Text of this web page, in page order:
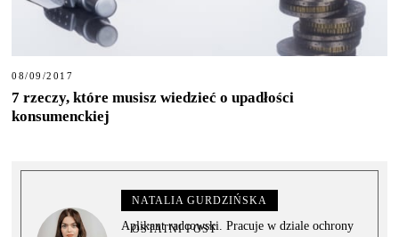
08/09/2017
7 rzeczy, które musisz wiedzieć o upadłości
konsumenckiej
NATALIA GURDZIŃSKA
OSTATNI POST
Aplikant radcowski. Pracuje w dziale ochrony